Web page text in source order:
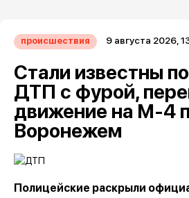
происшествия 9 августа 2026,
Стали известны
ДТП с фурой,
движение на М-4
Воронежем
Полицейские раскрыли